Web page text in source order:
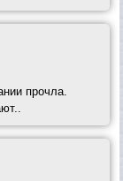
прочла.